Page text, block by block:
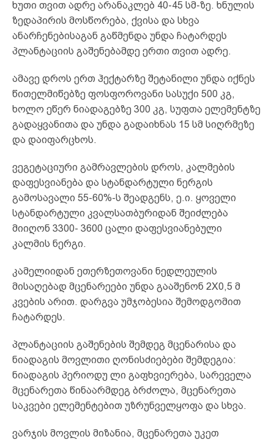
ხუთი თვით ადრე არანაკლებ 40-45 სმ-ზე. ხნულის
ზედაპირის მოსწორება, ქვისა და სხვა
ანარჩენებისაგან გაწმენდა უნდა ჩატარდეს
პლანტაციის გაშენებამდე ერთი თვით ადრე.
ამავე დროს ერთ ჰექტარზე შეტანილი უნდა იქნეს
წითელმიწებზე ფოსფოროვანი სასუქი 500 კგ,
ხოლო ეწერ ნიადაგებზე 300 კგ, სუფთა ელემენტზე
გადაყვანითა და უნდა გადაიხნას 15 სმ სიღრმეზე
და დაიფარცხოს.
ვეგეტაციური გამრავლების დროს, კალმების
დაფესვიანება და სტანდარტული ნერგის
გამოსავალი 55-60%-ს შეადგენს, ე.ი. ყოველი
სტანდარტული კვალსათბურიდან შეიძლება
მიიღონ 3300- 3600 ცალი დაფესვიანებული
კალმის ნერგი.
კამელიიდან ეთერზეთოვანი ნედლეულის
მისაღებად მცენარეები უნდა გააშენონ 2X0,5 მ
კვების არით. დარგვა უმჯობესია შემოდგომით
ჩატარდეს.
პლანტაციის გაშენების შემდეგ მცენარისა და
ნიადაგის მოვლითი ღონისძიებები შემდეგია:
ნიადაგის პერიოდუ ლი გაფხვიერება, სარეველა
მცენარეთა წინაარმდეგ ბრძოლა, მცენარეთა
საკვები ელემენტებით უზრუნველყოფა და სხვა.
ვარჯის მოვლის მიზანია, მცენარეთა უკეთ